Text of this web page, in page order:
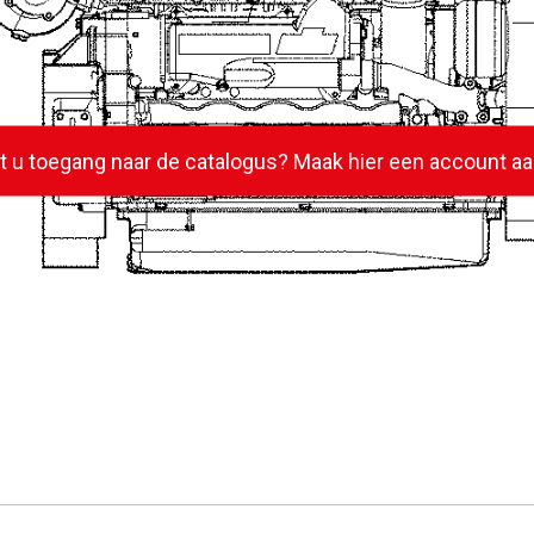
u toegang naar de catalogus? Maak hier een account